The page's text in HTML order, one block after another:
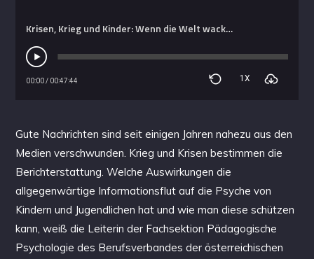
Krisen, Krieg und Kinder: Wenn die Welt wackelt
00:00/ 00:47:44 1X
Gute Nachrichten sind seit einigen Jahren nahezu aus den
Medien verschwunden. Krieg und Krisen bestimmen die
Berichterstattung. Welche Auswirkungen die
allgegenwärtige Informationsflut auf die Psyche von
Kindern und Jugendlichen hat und wie man diese schützen
kann, weiß die Leiterin der Fachsektion Pädagogische
Psychologie des Berufsverbandes der österreichischen